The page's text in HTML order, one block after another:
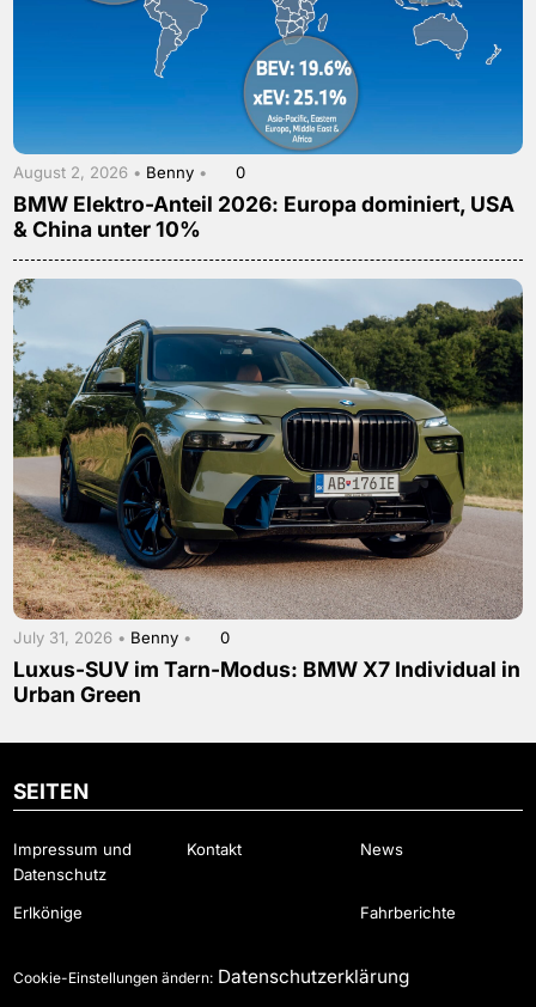
August 2, 2026 • Benny • 0
BMW Elektro-Anteil 2026: Europa dominiert, USA
& China unter 10%
July 31, 2026 • Benny • 0
Luxus-SUV im Tarn-Modus: BMW X7 Individual in
Urban Green
SEITEN
Impressum und
Datenschutz
Kontakt News
Erlkönige Fahrberichte
Cookie-Einstellungen ändern: Datenschutzerklärung